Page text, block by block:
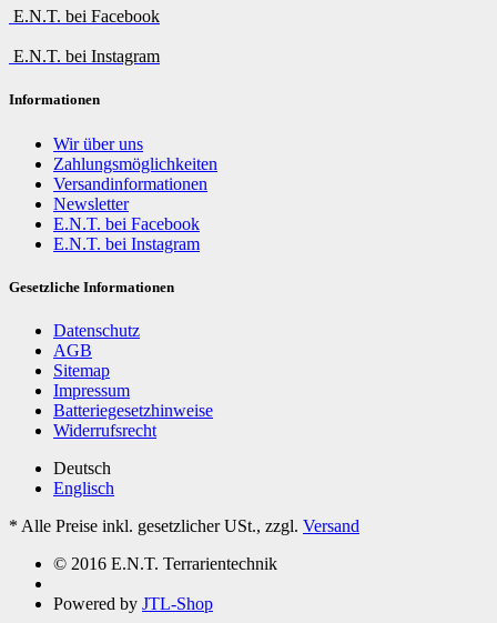
E.N.T. bei Facebook
E.N.T. bei Instagram
Informationen
Wir über uns
Zahlungsmöglichkeiten
Versandinformationen
Newsletter
E.N.T. bei Facebook
E.N.T. bei Instagram
Gesetzliche Informationen
Datenschutz
AGB
Sitemap
Impressum
Batteriegesetzhinweise
Widerrufsrecht
Deutsch
Englisch
* Alle Preise inkl. gesetzlicher USt., zzgl. Versand
© 2016 E.N.T. Terrarientechnik
Powered by JTL-Shop